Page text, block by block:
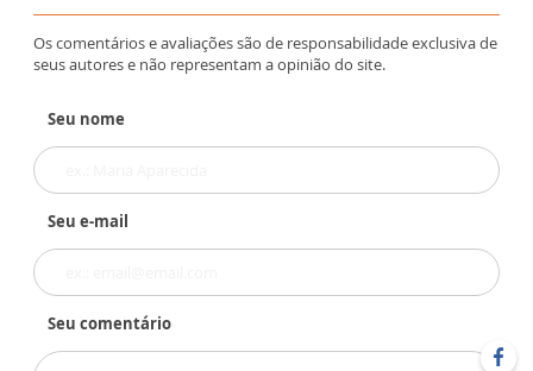
Os comentários e avaliações são de responsabilidade exclusiva de
seus autores e não representam a opinião do site.
Seu nome
Seu e-mail
Seu comentário